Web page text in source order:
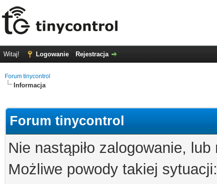
Witaj! Logowanie Rejestracja
Forum tinycontrol
Informacja
Forum tinycontrol
Nie nastąpiło zalogowanie,
Możliwe powody takiej sytuacji: